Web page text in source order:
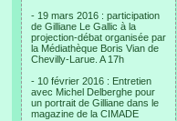
- 19 mars 2016 : participation
de Gilliane Le Gallic à la
projection-débat organisée par
la Médiathèque Boris Vian de
Chevilly-Larue. A 17h
- 10 février 2016 : Entretien
avec Michel Delberghe pour
un portrait de Gilliane dans le
magazine de la CIMADE